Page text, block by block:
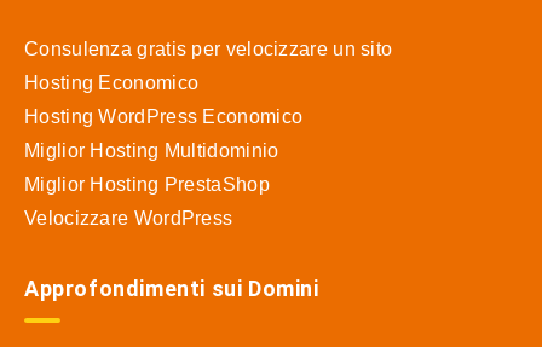
Consulenza gratis per velocizzare un sito
Hosting Economico
Hosting WordPress Economico
Miglior Hosting Multidominio
Miglior Hosting PrestaShop
Velocizzare WordPress
Approfondimenti sui Domini